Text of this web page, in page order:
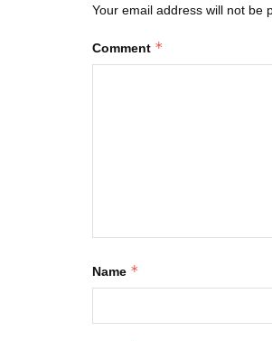
Your email address will not be
Comment *
Name *